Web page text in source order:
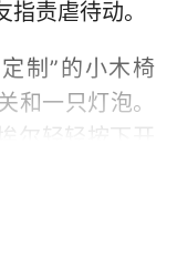
责虐待动。
制”的小木椅
和一只灯泡。
尔轻轻按下开
秒后，蟑螂死